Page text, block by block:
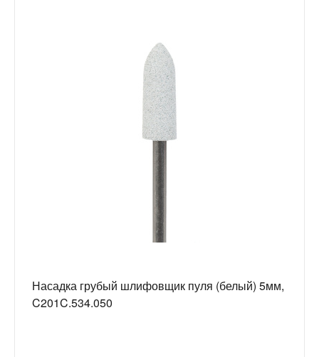
Насадка грубый шлифовщик пуля (белый) 5мм,
C201C.534.050